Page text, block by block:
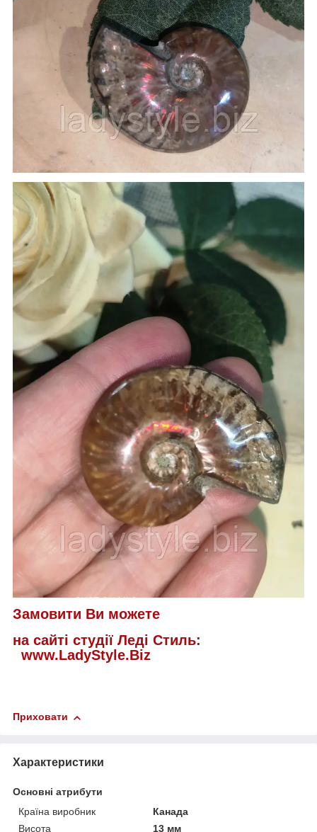
Замовити Ви можете
на сайті студії Леді Стиль:
www.LadyStyle.Biz
Приховати
Характеристики
Основні атрибути
Країна виробник
Канада
Висота
13 мм